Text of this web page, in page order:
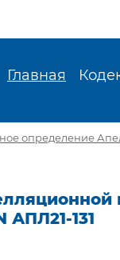
Главная
определение
АПЛ21-131